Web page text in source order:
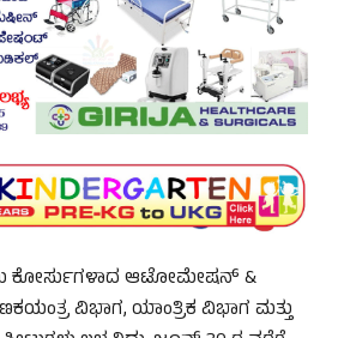
ಕೋರ್ಸುಗಳಾದ ಆಟೋಮೇಷನ್ &
ವಿಭಾಗ, ಯಾಂತ್ರಿಕ ವಿಭಾಗ ಮತ್ತು